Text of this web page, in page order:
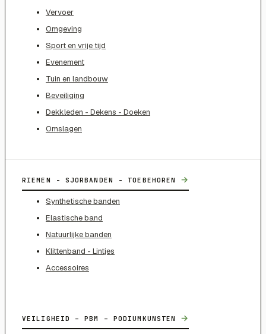
Vervoer
Omgeving
Sport en vrije tijd
Evenement
Tuin en landbouw
Beveiliging
Dekkleden - Dekens - Doeken
Omslagen
RIEMEN - SJORBANDEN - TOEBEHOREN →
Synthetische banden
Elastische band
Natuurlijke banden
Klittenband - Lintjes
Accessoires
VEILIGHEID – PBM – PODIUMKUNSTEN →